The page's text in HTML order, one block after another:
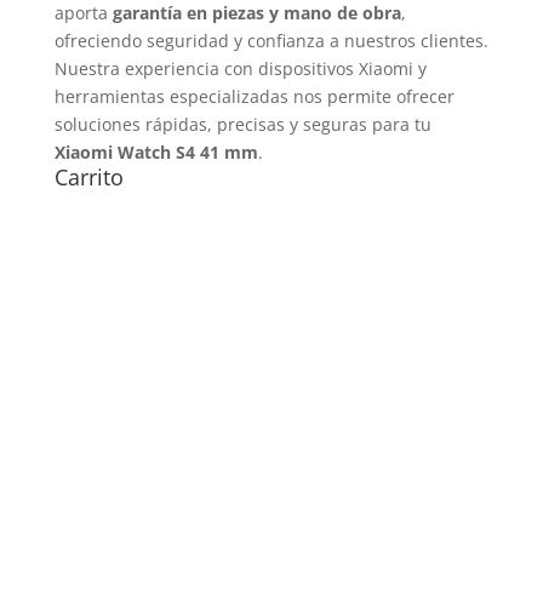
aporta garantía en piezas y mano de obra,
ofreciendo seguridad y confianza a nuestros clientes.
Nuestra experiencia con dispositivos Xiaomi y
herramientas especializadas nos permite ofrecer
soluciones rápidas, precisas y seguras para tu
Xiaomi Watch S4 41 mm.
Carrito